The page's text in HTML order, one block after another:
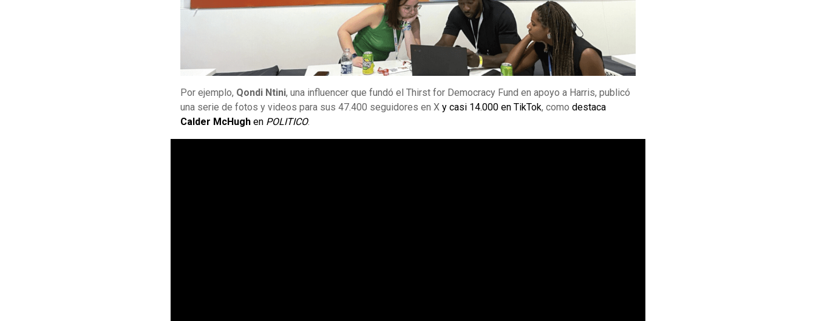
Por ejemplo, Qondi Ntini, una influencer que fundó el Thirst for Democracy Fund en apoyo a Harris, publicó
una serie de fotos y videos para sus 47.400 seguidores en X y casi 14.000 en TikTok, como destaca
Calder McHugh en POLITICO.